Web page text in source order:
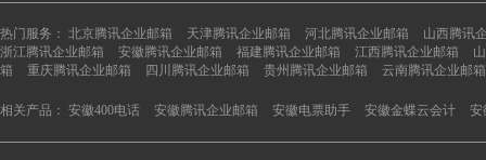
热门服务： 北京腾讯企业邮箱 天津腾讯企业邮箱 河北腾讯企业邮箱
山西腾讯
浙江腾讯企业邮箱
安徽腾讯企业邮箱 福建腾讯企业邮箱 江西腾讯企业邮箱
箱
重庆腾讯企业邮箱 四川腾讯企业邮箱 贵州腾讯企业邮箱 云南腾讯企业邮箱
相关产品： 安徽400电话 安徽腾讯企业邮箱 安徽电票助手 安徽金蝶云会计 安